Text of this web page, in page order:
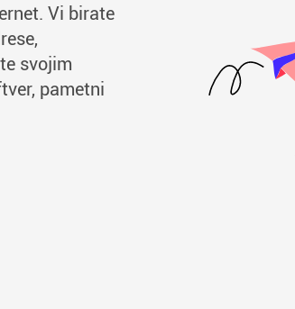
Vi birate
svojim
pametni